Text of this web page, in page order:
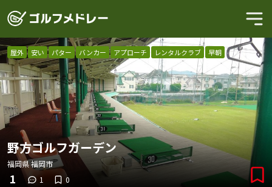
屋外 安い パター バンカー アプローチ レンタルクラブ 早朝
野方ゴルフガーデン
福岡県福岡市
1 1 0